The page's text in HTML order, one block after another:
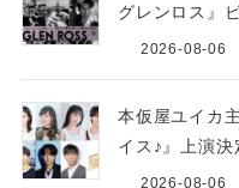
グレンロス』
2026-08-06
本仮屋ユイカ
イス♪』上演決
2026-08-06